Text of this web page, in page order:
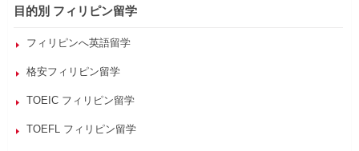
目的別 フィリピン留学
フィリピンへ英語留学
格安フィリピン留学
TOEIC フィリピン留学
TOEFL フィリピン留学